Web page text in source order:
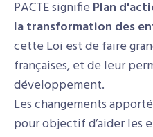
PACTE signifie Plan
la transformation des
cette Loi est de faire
françaises, et de leur
développement.
Les changements
pour objectif d’aider les